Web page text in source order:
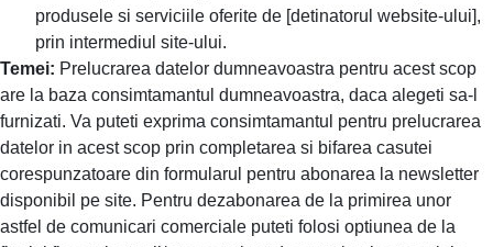
produsele si serviciile oferite de [detinatorul website-ului],
prin intermediul site-ului.
Temei: Prelucrarea datelor dumneavoastra pentru acest scop
are la baza consimtamantul dumneavoastra, daca alegeti sa-l
furnizati. Va puteti exprima consimtamantul pentru prelucrarea
datelor in acest scop prin completarea si bifarea casutei
corespunzatoare din formularul pentru abonarea la newsletter
disponibil pe site. Pentru dezabonarea de la primirea unor
astfel de comunicari comerciale puteti folosi optiunea de la